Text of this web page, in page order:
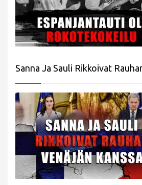
Sanna Ja Sauli Rikkoivat